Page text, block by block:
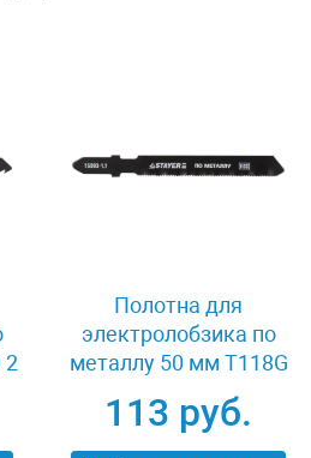
2
Полотна для
электролобзика по
металлу 50 мм T118G
2 шт Stayer 15993-
1.1_z01
113 руб.